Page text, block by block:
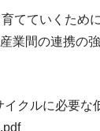
てていくため
業間の連携の強
イクルに必要